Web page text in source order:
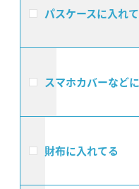
パスケースに入れ
スマホカバーなど
財布に入れてる